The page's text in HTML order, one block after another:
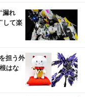
漏れ
して楽
担う外
はな